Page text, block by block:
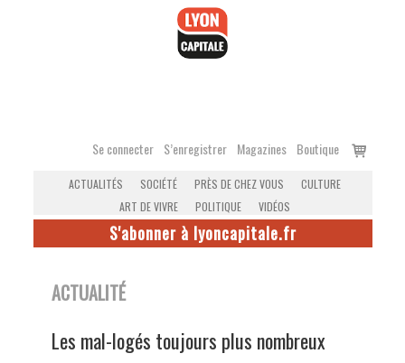
Se connecter S’enregistrer Magazines Boutique
Voir
ACTUALITÉS SOCIÉTÉ PRÈS DE CHEZ VOUS
CULTURE
ART DE VIVRE
POLITIQUE VIDÉOS
S'abonner à lyoncapitale.fr
ACTUALITÉ
Les mal-logés toujours plus nombreux